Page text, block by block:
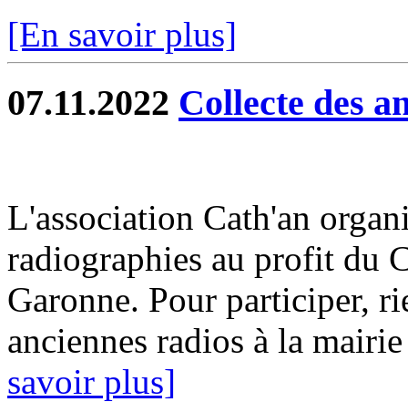
[En savoir plus]
07.11.2022 Collecte des
L'association Cath'an
radiographies au profit du
Garonne. Pour participer,
anciennes radios à la
savoir plus]